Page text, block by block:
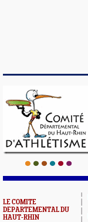
LE COMITE
DEPARTEMENTAL DU
HAUT-RHIN